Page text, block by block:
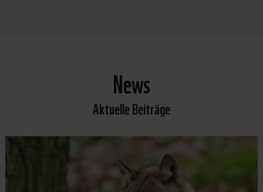
News
Aktuelle Beiträge